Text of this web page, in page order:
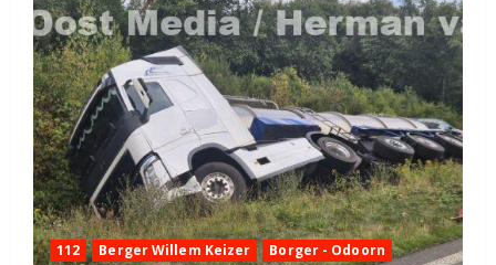
112 Berger Willem Keizer
Borger - Odoorn